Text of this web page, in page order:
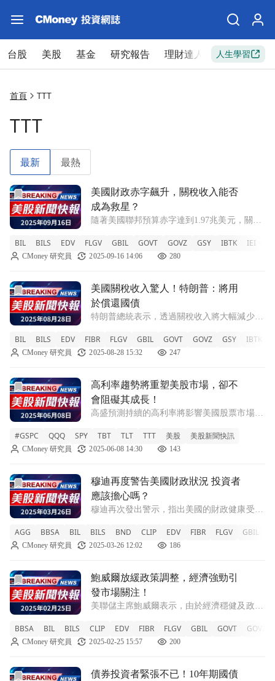
台股 美股 基金 研究報告 理財達人 新手入門
人生學習
首頁 TTT
TTT
最新 最熱
前往美國財政赤字飆升，關稅收入能否成為救星？文章頁
美國財政赤字飆升，關稅收入能否
成為救星？
隨著美國聯邦預算赤字達到1.97兆美元，關稅
TLT +0.23% TBT -0.45% TMV -0.84% TBF
-0.25% TTT -0.64% SH
BIL BILS EDV FLGV GBIL GOVT GOVZ GSY IBTK IEI
CMoney 研究員 2025-09-16 14:06 280
前往美國關稅收入驚人！特朗普：將用於償還國債文章頁
美國關稅收入驚人！特朗普：將用
於償還國債
特朗普總統表示，透過關稅收入將大幅減少國
聞：近日，特朗普總統在一次公開場閤中強
調，政府透過徵收關稅所獲得的收入，主要目
收
BIL BILS EDV FIBR FLGV GBIL GOVT GOVZ GSY IBTK
CMoney 研究員 2025-08-28 15:32 247
前往高利率趨勢將重塑美股市場，卻不會阻礙其成長！文章頁
高利率趨勢將重塑美股市場，卻不
會阻礙其成長！
高盛預測持續的高利率將影響美國股票市場，
變化。 隨著貿易緊張局勢逐漸平息，投資者
的目光轉向持續高企的利率對美國股票市場的
#GSPC QQQ SPY TBT TLT TTT 美股 美股新聞快訊
CMoney 研究員 2025-06-08 14:30 143
前往穆迪再度警告美國財政狀況 投資者應該擔心嗎？文章頁
穆迪再度警告美國財政狀況 投資者
應該擔心嗎？
穆迪再次發出警示，指出美國的財政健康受到
險。 穆迪最近對美國的財政狀況表達了嚴重
擔憂，這是繼2023年因債務上限問題而將美國
AGG BBSA BIL BILS BND CLIP EDV FIBR FLGV GBIL
CMoney 研究員 2025-03-26 12:02 186
前往鮑威爾放緩政策調整，經濟強勁引發市場關注！文章頁
鮑威爾放緩政策調整，經濟強勁引
發市場關注！
美聯儲主席鮑威爾表示，由於經濟穩健及政策
策。 在最新的半年度報告中，美聯儲主席鮑
威爾指出，隨著當前政策立場顯著減少限制
急於
BBSA BIL BILS CLIP EDV FIBR FLGV GBIL GOVT GOVZ
CMoney 研究員 2025-02-25 15:57 200
前往債券投資者緊張不已！10年期國債未來走勢成焦點文章頁
債券投資者緊張不已！10年期國債